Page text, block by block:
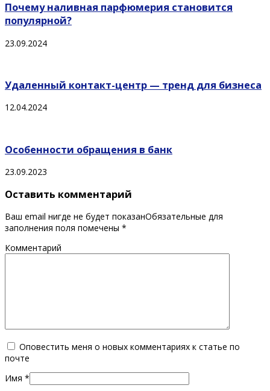
Почему наливная парфюмерия становится
популярной?
23.09.2024
Удаленный контакт-центр — тренд для бизнеса
12.04.2024
Особенности обращения в банк
23.09.2023
Оставить комментарий
Ваш email нигде не будет показанОбязательные для
заполнения поля помечены *
Комментарий
Оповестить меня о новых комментариях к статье по
почте
Имя *